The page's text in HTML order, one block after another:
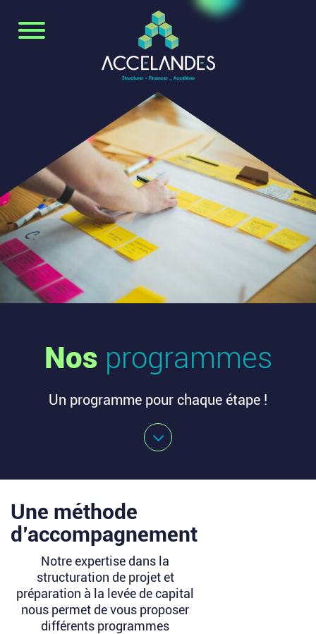
Nos programmes
Un programme pour chaque étape !
Une méthode
d’accompagnement
Notre expertise dans la
structuration de projet et
préparation à la levée de capital
nous permet de vous proposer
différents programmes